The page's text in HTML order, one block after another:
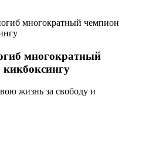
многократный чемпион
многократный
жизнь за свободу и